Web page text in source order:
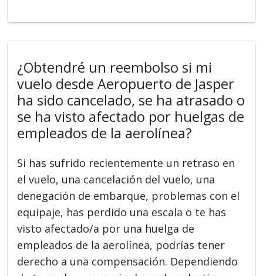
¿Obtendré un reembolso si mi
vuelo desde Aeropuerto de Jasper
ha sido cancelado, se ha atrasado o
se ha visto afectado por huelgas de
empleados de la aerolínea?
Si has sufrido recientemente un retraso en
el vuelo, una cancelación del vuelo, una
denegación de embarque, problemas con el
equipaje, has perdido una escala o te has
visto afectado/a por una huelga de
empleados de la aerolínea, podrías tener
derecho a una compensación. Dependiendo